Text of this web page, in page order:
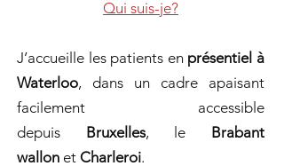
Qui suis-je?
J’accueille les patients en présentiel à
Waterloo, dans un cadre apaisant
facilement accessible
depuis Bruxelles, le Brabant
wallon et Charleroi.